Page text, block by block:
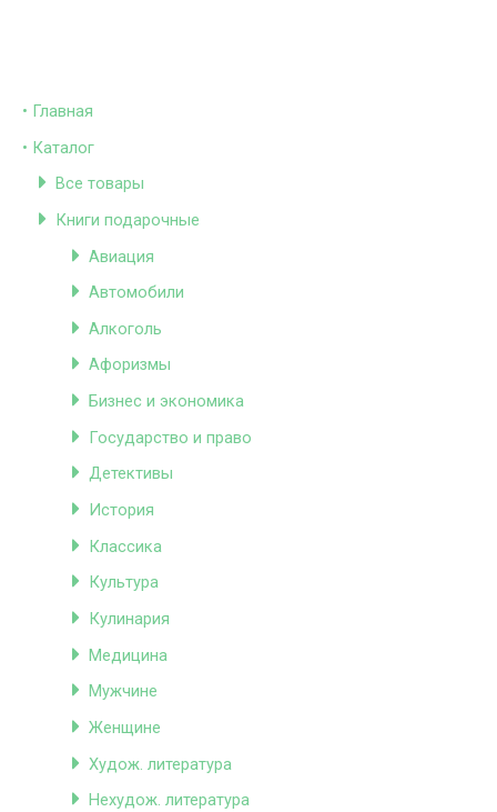
• Главная
• Каталог
Все товары
Книги подарочные
Авиация
Автомобили
Алкоголь
Афоризмы
Бизнес и экономика
Государство и право
Детективы
История
Классика
Культура
Кулинария
Медицина
Мужчине
Женщине
Худож. литература
Нехудож. литература